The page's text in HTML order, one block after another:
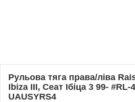
Рульова тяга права/ліва
Ibiza III, Сеат Ібіца 3 99- #RL-
UAUSYRS4